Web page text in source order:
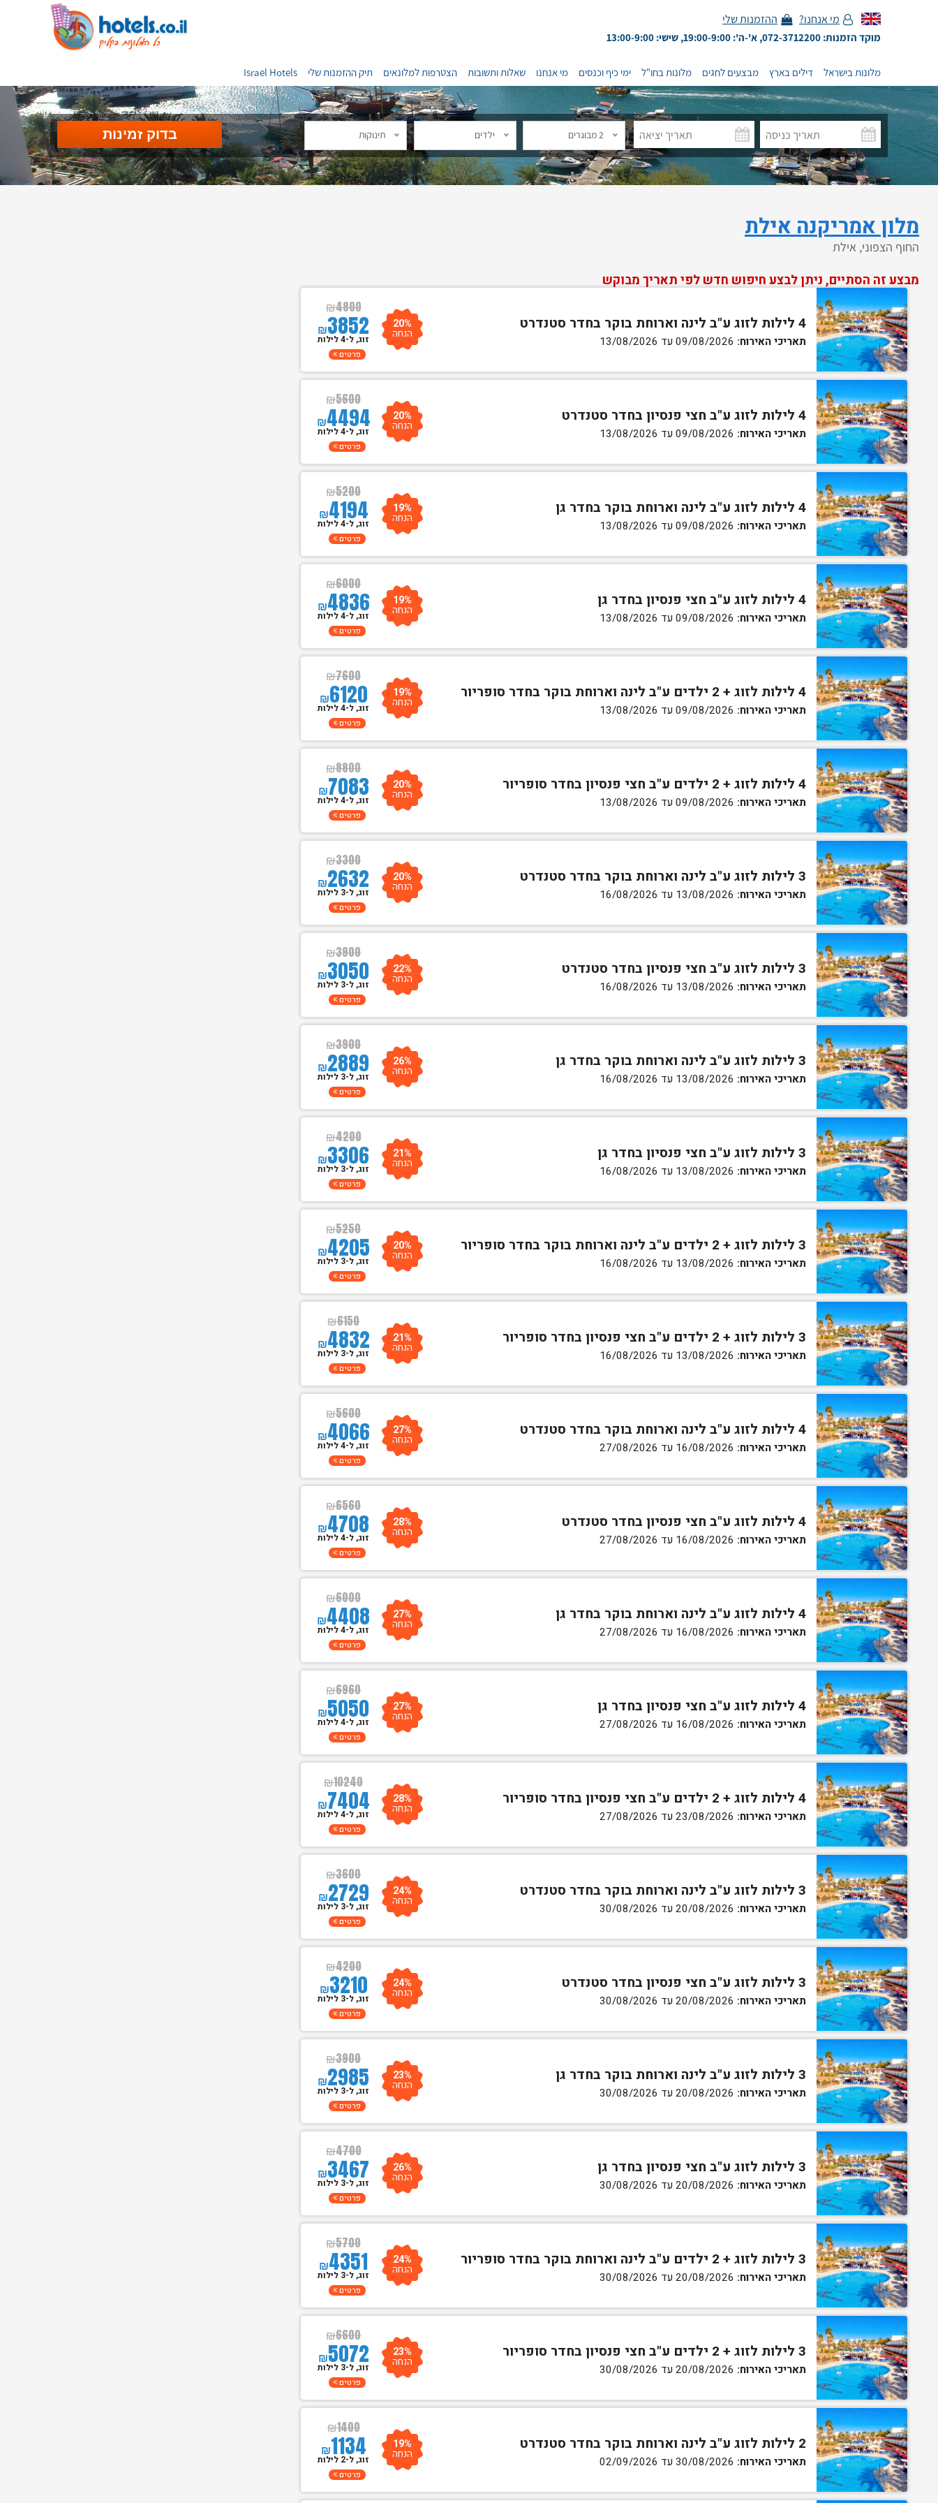
מי אנחנו? ההזמנות שלי
מוקד הזמנות: 072-3712200, א'-ה': 19:00-9:00, שישי: 13:00-9:00
מלונות בישראל דילים בארץ מבצעים לחגים מלונות בחו"ל ימי כיף וכנסים מי אנחנו שאלות ותשובות הצטרפות למלונאים תיק ההזמנות שלי Israel Hotels
2 מבוגרים ילדים תינוקות
מלון אמריקנה אילת
החוף הצפוני, אילת
מבצע זה הסתיים, ניתן לבצע חיפוש חדש לפי תאריך מבוקש
4 לילות לזוג ע"ב לינה וארוחת בוקר בחדר סטנדרט
תאריכי האירוח:
₪4800
₪3852 20%
הנחה זוג, ל-4 לילות
פרטים
4 לילות לזוג ע"ב חצי פנסיון בחדר סטנדרט
תאריכי האירוח:
₪5600
₪4494 20%
הנחה זוג, ל-4 לילות
פרטים
4 לילות לזוג ע"ב לינה וארוחת בוקר בחדר גן
תאריכי האירוח:
₪5200
₪4194 19%
הנחה זוג, ל-4 לילות
פרטים
4 לילות לזוג ע"ב חצי פנסיון בחדר גן
תאריכי האירוח:
₪6000
₪4836 19%
הנחה זוג, ל-4 לילות
פרטים
4 לילות לזוג + 2 ילדים ע"ב לינה וארוחת בוקר בחדר סופריור
תאריכי האירוח:
₪7600
₪6120 19%
הנחה זוג, ל-4 לילות
פרטים
4 לילות לזוג + 2 ילדים ע"ב חצי פנסיון בחדר סופריור
תאריכי האירוח:
₪8800
₪7083 20%
הנחה זוג, ל-4 לילות
פרטים
3 לילות לזוג ע"ב לינה וארוחת בוקר בחדר סטנדרט
תאריכי האירוח:
₪3300
₪2632 20%
הנחה זוג, ל-3 לילות
פרטים
3 לילות לזוג ע"ב חצי פנסיון בחדר סטנדרט
תאריכי האירוח:
₪3900
₪3050 22%
הנחה זוג, ל-3 לילות
פרטים
3 לילות לזוג ע"ב לינה וארוחת בוקר בחדר גן
תאריכי האירוח:
₪3900
₪2889 26%
הנחה זוג, ל-3 לילות
פרטים
3 לילות לזוג ע"ב חצי פנסיון בחדר גן
תאריכי האירוח:
₪4200
₪3306 21%
הנחה זוג, ל-3 לילות
פרטים
3 לילות לזוג + 2 ילדים ע"ב לינה וארוחת בוקר בחדר סופריור
תאריכי האירוח:
₪5250
₪4205 20%
הנחה זוג, ל-3 לילות
פרטים
3 לילות לזוג + 2 ילדים ע"ב חצי פנסיון בחדר סופריור
תאריכי האירוח:
₪6150
₪4832 21%
הנחה זוג, ל-3 לילות
פרטים
4 לילות לזוג ע"ב לינה וארוחת בוקר בחדר סטנדרט
תאריכי האירוח:
₪5600
₪4066 27%
הנחה זוג, ל-4 לילות
פרטים
4 לילות לזוג ע"ב חצי פנסיון בחדר סטנדרט
תאריכי האירוח:
₪6560
₪4708 28%
הנחה זוג, ל-4 לילות
פרטים
4 לילות לזוג ע"ב לינה וארוחת בוקר בחדר גן
תאריכי האירוח:
₪6000
₪4408 27%
הנחה זוג, ל-4 לילות
פרטים
4 לילות לזוג ע"ב חצי פנסיון בחדר גן
תאריכי האירוח:
₪6960
₪5050 27%
הנחה זוג, ל-4 לילות
פרטים
4 לילות לזוג + 2 ילדים ע"ב חצי פנסיון בחדר סופריור
תאריכי האירוח:
₪10240
₪7404 28%
הנחה זוג, ל-4 לילות
פרטים
3 לילות לזוג ע"ב לינה וארוחת בוקר בחדר סטנדרט
תאריכי האירוח:
₪3600
₪2729 24%
הנחה זוג, ל-3 לילות
פרטים
3 לילות לזוג ע"ב חצי פנסיון בחדר סטנדרט
תאריכי האירוח:
₪4200
₪3210 24%
הנחה זוג, ל-3 לילות
פרטים
3 לילות לזוג ע"ב לינה וארוחת בוקר בחדר גן
תאריכי האירוח:
₪3900
₪2985 23%
הנחה זוג, ל-3 לילות
פרטים
3 לילות לזוג ע"ב חצי פנסיון בחדר גן
תאריכי האירוח:
₪4700
₪3467 26%
הנחה זוג, ל-3 לילות
פרטים
3 לילות לזוג + 2 ילדים ע"ב לינה וארוחת בוקר בחדר סופריור
תאריכי האירוח:
₪5700
₪4351 24%
הנחה זוג, ל-3 לילות
פרטים
3 לילות לזוג + 2 ילדים ע"ב חצי פנסיון בחדר סופריור
תאריכי האירוח:
₪6600
₪5072 23%
הנחה זוג, ל-3 לילות
פרטים
2 לילות לזוג ע"ב לינה וארוחת בוקר בחדר סטנדרט
תאריכי האירוח:
₪1400
₪1134 19%
הנחה זוג, ל-2 לילות
פרטים